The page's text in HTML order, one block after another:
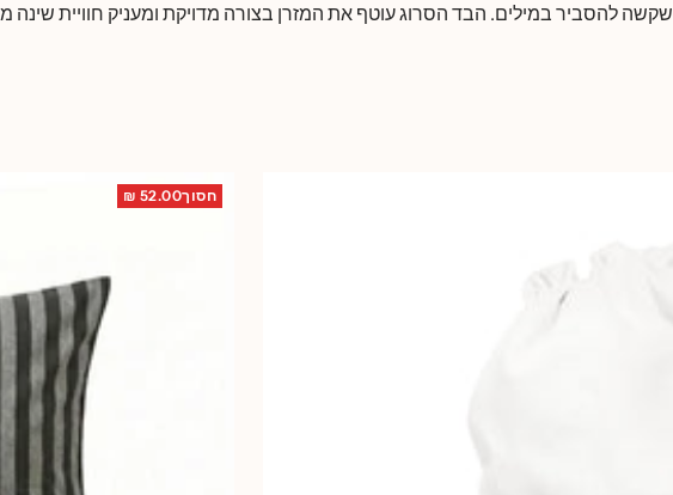
שקשה להסביר במילים. הבד הסרוג עוטף את המזרן בצורה מדויקת ומעניק חוויית שינה
חסוך52.00 ₪